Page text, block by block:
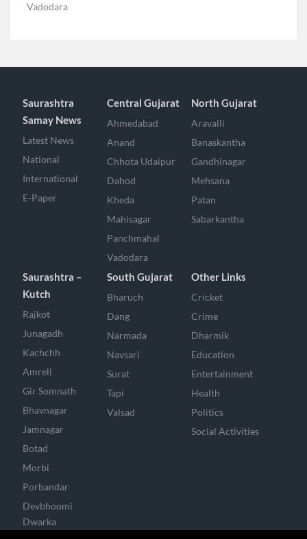
Vadodara
Saurashtra
Samay News
Latest News
National
International
E-Paper
Central Gujarat
Ahmedabad
Anand
Chhota Udaipur
Dahod
Kheda
Mahisagar
Panchmahal
Vadodara
North Gujarat
Aravalli
Banaskantha
Gandhinagar
Mehsana
Patan
Sabarkantha
Saurashtra –
Kutch
Rajkot
Junagadh
Kachchh
Amreli
Gir Somnath
Bhavnagar
Jamnagar
Botad
Morbi
Porbandar
Devbhoomi
Dwarka
South Gujarat
Bharuch
Dang
Narmada
Navsari
Surat
Tapi
Valsad
Other Links
Cricket
Crime
Dharmik
Education
Entertainment
Health
Politics
Social Activities